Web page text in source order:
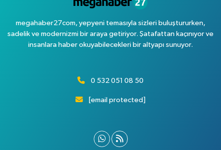
megahaber27com, yepyeni temasıyla sizleri buluştururken,
sadelik ve modernizmi bir araya getiriyor. Şatafattan kaçınıyor ve
insanlara haber okuyabilecekleri bir altyapı sunuyor.
0 532 051 08 50
[email protected]